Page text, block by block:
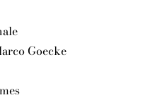
Goecke